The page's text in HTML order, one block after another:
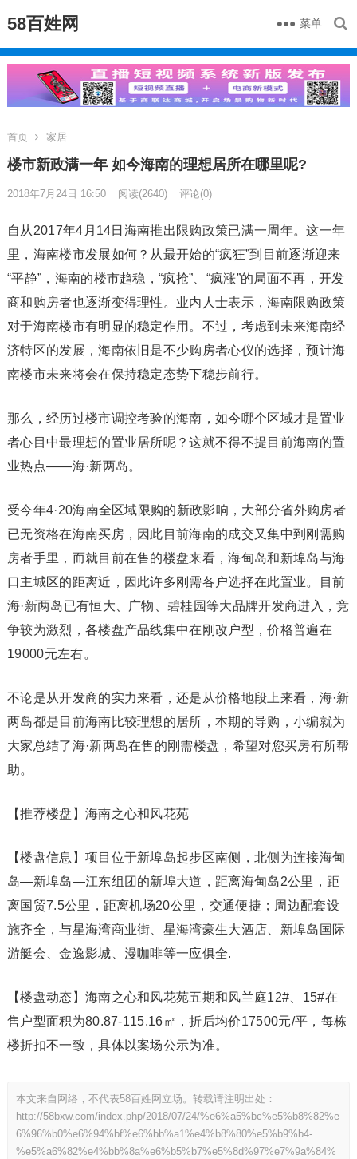
58百姓网 菜单
首页 家居
楼市新政满一年 如今海南的理想居所在哪里呢?
2018年7月24日 16:50 阅读(2640) 评论(0)
自从2017年4月14日海南推出限购政策已满一周年。这一年
里，海南楼市发展如何？从最开始的“疯狂”到目前逐渐迎来
“平静”，海南的楼市趋稳，“疯抢”、“疯涨”的局面不再，开发
商和购房者也逐渐变得理性。业内人士表示，海南限购政策
对于海南楼市有明显的稳定作用。不过，考虑到未来海南经
济特区的发展，海南依旧是不少购房者心仪的选择，预计海
南楼市未来将会在保持稳定态势下稳步前行。
那么，经历过楼市调控考验的海南，如今哪个区域才是置业
者心目中最理想的置业居所呢？这就不得不提目前海南的置
业热点——海·新两岛。
受今年4·20海南全区域限购的新政影响，大部分省外购房者
已无资格在海南买房，因此目前海南的成交又集中到刚需购
房者手里，而就目前在售的楼盘来看，海甸岛和新埠岛与海
口主城区的距离近，因此许多刚需各户选择在此置业。目前
海·新两岛已有恒大、广物、碧桂园等大品牌开发商进入，竞
争较为激烈，各楼盘产品线集中在刚改户型，价格普遍在
19000元左右。
不论是从开发商的实力来看，还是从价格地段上来看，海·新
两岛都是目前海南比较理想的居所，本期的导购，小编就为
大家总结了海·新两岛在售的刚需楼盘，希望对您买房有所帮
助。
【推荐楼盘】海南之心和风花苑
【楼盘信息】项目位于新埠岛起步区南侧，北侧为连接海甸
岛—新埠岛—江东组团的新埠大道，距离海甸岛2公里，距
离国贸7.5公里，距离机场20公里，交通便捷；周边配套设
施齐全，与星海湾商业街、星海湾豪生大酒店、新埠岛国际
游艇会、金逸影城、漫咖啡等一应俱全.
【楼盘动态】海南之心和风花苑五期和风兰庭12#、15#在
售户型面积为80.87-115.16㎡，折后均价17500元/平，每栋
楼折扣不一致，具体以案场公示为准。
本文来自网络，不代表58百姓网立场。转载请注明出处：
http://58bxw.com/index.php/2018/07/24/%e6%a5%bc%e5%b8%82%e
6%96%b0%e6%94%bf%e6%bb%a1%e4%b8%80%e5%b9%b4-
%e5%a6%82%e4%bb%8a%e6%b5%b7%e5%8d%97%e7%9a%84%